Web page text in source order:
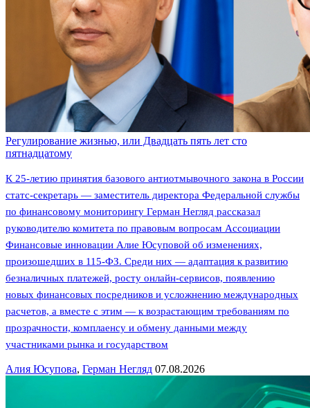
Регулирование жизнью, или Двадцать пять лет сто
пятнадцатому
К 25-летию принятия базового антиотмывочного закона в России
статс-секретарь — заместитель директора Федеральной службы
по финансовому мониторингу Герман Негляд рассказал
руководителю комитета по правовым вопросам Ассоциации
Финансовые инновации Алие Юсуповой об изменениях,
произошедших в 115-ФЗ. Среди них — адаптация к развитию
безналичных платежей, росту онлайн-сервисов, появлению
новых финансовых посредников и усложнению международных
расчетов, а вместе с этим — к возрастающим требованиям по
прозрачности, комплаенсу и обмену данными между
участниками рынка и государством
Алия Юсупова, Герман Негляд 07.08.2026